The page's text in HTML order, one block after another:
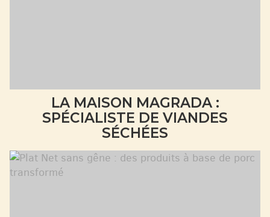
LA MAISON MAGRADA :
SPÉCIALISTE DE VIANDES
SÉCHÉES